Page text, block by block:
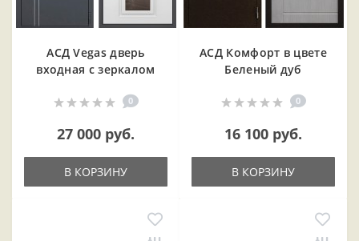
АСД Vegas дверь
входная с зеркалом
0
27 000 руб.
В КОРЗИНУ
АСД Комфорт в цвете
Беленый дуб
0
16 100 руб.
В КОРЗИНУ